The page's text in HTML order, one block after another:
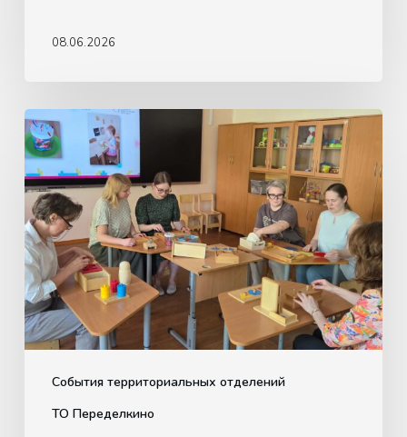
08.06.2026
События территориальных отделений
ТО Переделкино
Обучающая
встреча
для
педагогов
по
использованию
материалов
Монтессори